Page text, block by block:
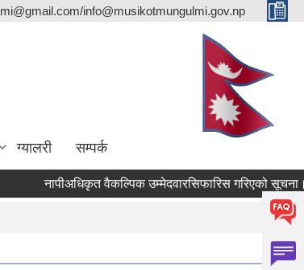
info@musikotmungulmi.gov.np
ग्यालरी सम्पर्क
नापीअधिकृत वैकल्पिक उम्मेदवारसिफारिस गरिएको सूचना।